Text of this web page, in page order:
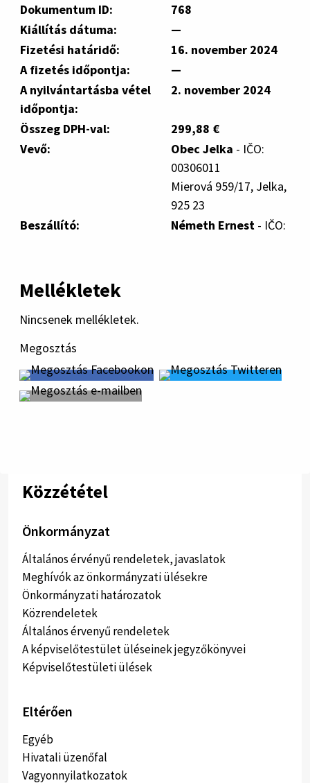
Dokumentum ID:
768
Kiállítás dátuma:
—
Fizetési határidő:
16. november 2024
A fizetés időpontja:
—
A nyilvántartásba vétel
időpontja:
2. november 2024
Összeg DPH-val:
299,88 €
Vevő:
Obec Jelka - IČO:
00306011
Mierová 959/17, Jelka,
925 23
Beszállító:
Németh Ernest - IČO:
Mellékletek
Nincsenek mellékletek.
Megosztás
Közzététel
Önkormányzat
Általános érvényű rendeletek, javaslatok
Meghívók az önkormányzati ülésekre
Önkormányzati határozatok
Közrendeletek
Általános érvenyű rendeletek
A képviselőtestület üléseinek jegyzőkönyvei
Képviselőtestületi ülések
Eltérően
Egyéb
Hivatali üzenőfal
Vagyonnyilatkozatok